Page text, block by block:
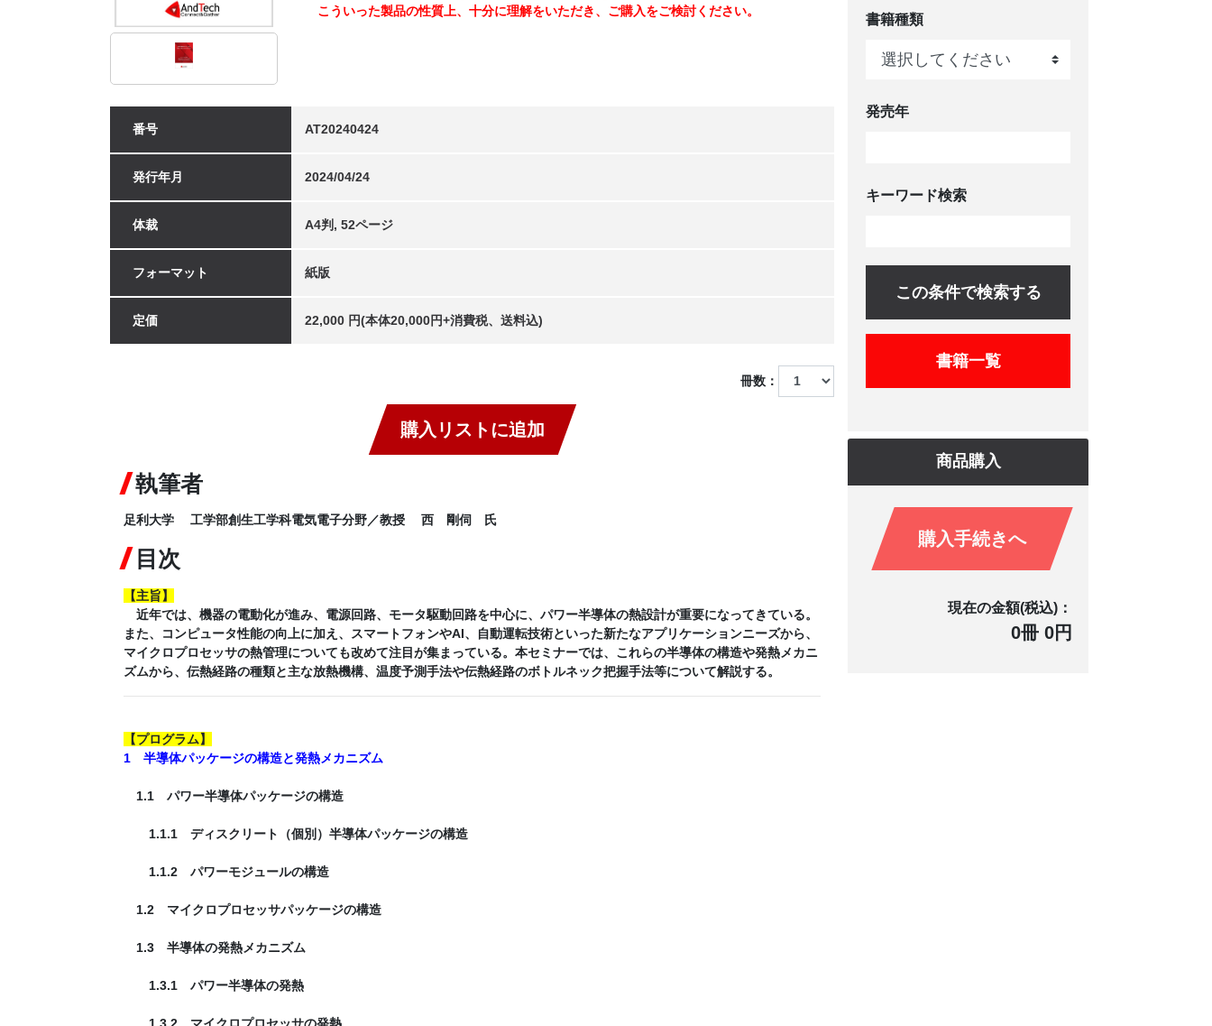
こういった製品の性質上、十分に理解をいただき、ご購入をご検討ください。
番号 AT20240424
発行年月 2024/04/24
体裁 A4判, 52ページ
フォーマット 紙版
定価 22,000 円(本体20,000円+消費税、送料込)
冊数：
購入リストに追加
執筆者
足利大学 工学部創生工学科電気電子分野／教授 西 剛伺 氏
目次
【主旨】
近年では、機器の電動化が進み、電源回路、モータ駆動回路を中心に、パワー半導体の熱設計が重要になってきている。
また、コンピュータ性能の向上に加え、スマートフォンやAI、自動運転技術といった新たなアプリケーションニーズから、
マイクロプロセッサの熱管理についても改めて注目が集まっている。本セミナーでは、これらの半導体の構造や発熱メカニ
ズムから、伝熱経路の種類と主な放熱機構、温度予測手法や伝熱経路のボトルネック把握手法等について解説する。
【プログラム】
1 半導体パッケージの構造と発熱メカニズム
1.1 パワー半導体パッケージの構造
1.1.1 ディスクリート（個別）半導体パッケージの構造
1.1.2 パワーモジュールの構造
1.2 マイクロプロセッサパッケージの構造
1.3 半導体の発熱メカニズム
1.3.1 パワー半導体の発熱
1.3.2 マイクロプロセッサの発熱
書籍種類
発売年
キーワード検索
この条件で検索する
書籍一覧
商品購入
購入手続きへ
現在の金額(税込)：
0冊 0円